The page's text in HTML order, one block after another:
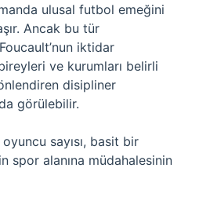
ulusal futbol emeğini
Ancak bu tür
iktidar
ve kurumları belirli
disipliner
görülebilir.
sayısı, basit bir
spor alanına müdahalesinin